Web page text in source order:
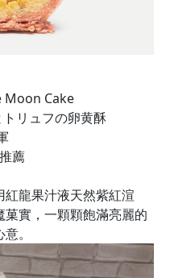
Moon Cake
リュフの卵黄酥
薦
龍果汁液天然紫紅渲
實，一顆顆飽滿亮麗的
。